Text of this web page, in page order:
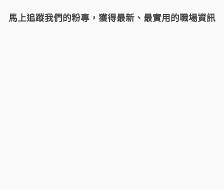
馬上追蹤我們的粉專，獲得最新、最實用的職場資訊